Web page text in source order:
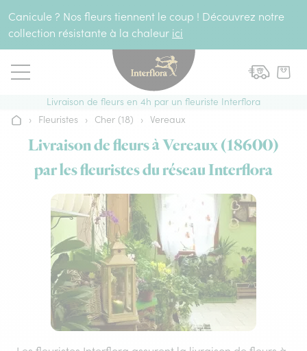
Canicule ? Nos fleurs tiennent le coup ! Découvrez notre
collection résistante à la chaleur ici
Livraison de fleurs en 4h par un fleuriste Interflora
Accueil
› Fleuristes › Cher (18) › Vereaux
Livraison de fleurs à Vereaux (18600)
par les fleuristes du réseau Interflora